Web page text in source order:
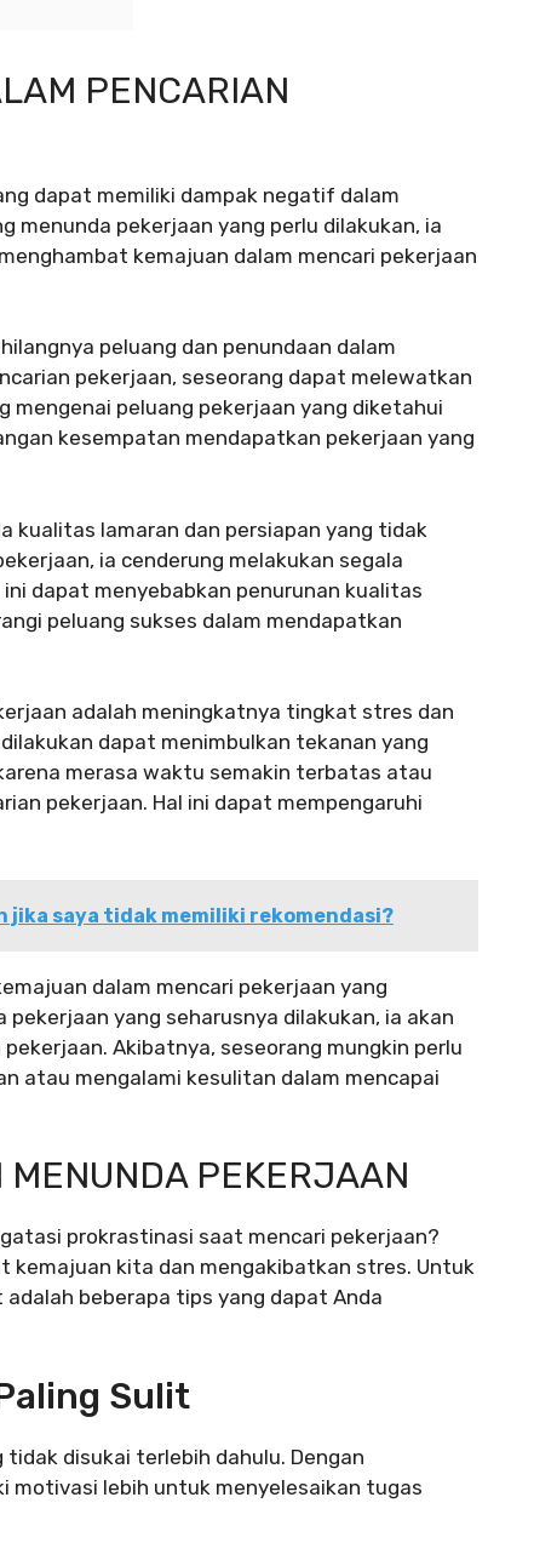
PENCARIAN
dapat memiliki dampak negatif dalam
menunda pekerjaan yang perlu dilakukan, ia
kemajuan dalam mencari pekerjaan
peluang dan penundaan dalam
pekerjaan, seseorang dapat melewatkan
peluang pekerjaan yang diketahui
kesempatan mendapatkan pekerjaan yang
kualitas lamaran dan persiapan yang tidak
ia cenderung melakukan segala
dapat menyebabkan penurunan kualitas
peluang sukses dalam mendapatkan
adalah meningkatnya tingkat stres dan
dapat menimbulkan tekanan yang
merasa waktu semakin terbatas atau
pekerjaan. Hal ini dapat mempengaruhi
jika saya tidak memiliki rekomendasi?
dalam mencari pekerjaan yang
yang seharusnya dilakukan, ia akan
Akibatnya, seseorang mungkin perlu
atau mengalami kesulitan dalam mencapai
PEKERJAAN
prokrastinasi saat mencari pekerjaan?
kemajuan kita dan mengakibatkan stres. Untuk
beberapa tips yang dapat Anda
Sulit
disukai terlebih dahulu. Dengan
motivasi lebih untuk menyelesaikan tugas